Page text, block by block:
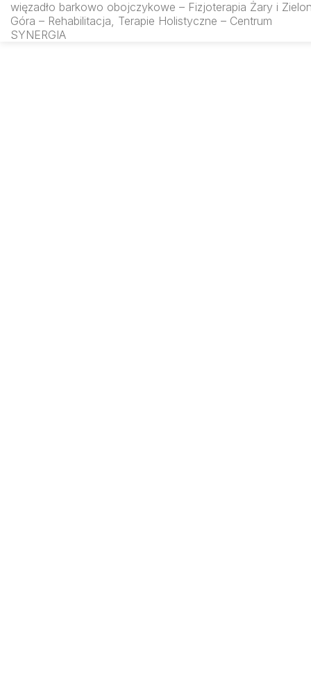
rfmsynergia.pl
więzadło barkowo obojczykowe – Fizjoterapia Żary i
Góra – Rehabilitacja, Terapie Holistyczne – Centrum
SYNERGIA